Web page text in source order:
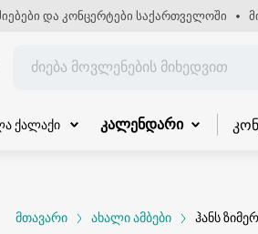
და კონცერტები საქართველოში
ქალაქი კალენდარი
მთავარი ახალი ამბები ჰანს